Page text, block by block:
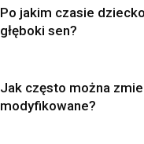
Po jakim czasie
głęboki sen?
Jak często można
modyfikowane?